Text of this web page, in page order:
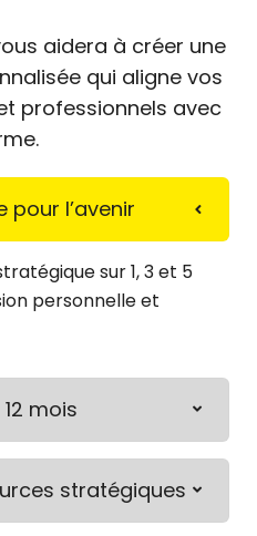
aidera à créer une
qui aligne vos
professionnels avec
pour l’avenir
sur 1, 3 et 5
personnelle et
mois
stratégiques